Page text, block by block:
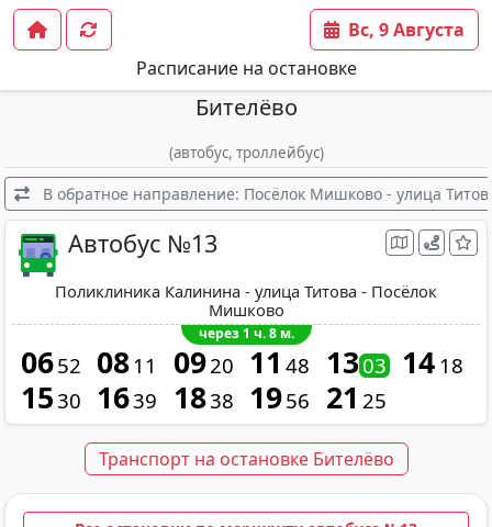
Расписание на остановке
Вс, 9 Августа
Бителёво
(автобус, троллейбус)
В обратное направление: Посёлок Мишково - улица
Автобус №13
Поликлиника Калинина - улица Титова - Посёлок
Мишково
через 1 ч. 8 м.
0652 08 11 0920 11 48 1303 14 18
1530 1639 1838 1956 21 25
Транспорт на остановке Бителёво